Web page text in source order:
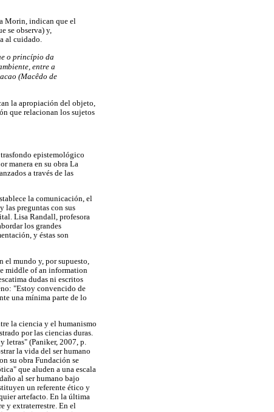
Morin, indican que el
se observa) y,
al cuidado.
o princípio da
entre a
(Macêdo de
la apropiación del objeto,
que relacionan los sujetos
epistemológico
manera en su obra La
a través de las
la comunicación, el
las preguntas con sus
Lisa Randall, profesora
los grandes
y éstas son
el mundo y, por supuesto,
middle of an information
dudas ni escritos
"Estoy convencido de
una mínima parte de lo
la ciencia y el humanismo
por las ciencias duras.
letras" (Paniker, 2007, p.
la vida del ser humano
su obra Fundación se
que aluden a una escala
al ser humano bajo
un referente ético y
artefacto. En la última
y extraterrestre. En el